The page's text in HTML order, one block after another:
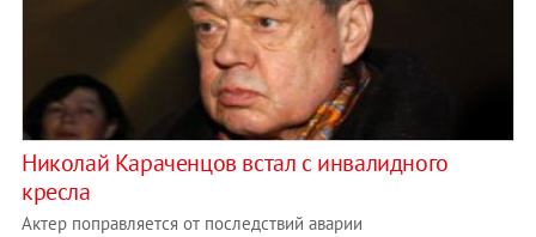
Николай Караченцов встал с инвалидного
кресла
Актер поправляется от последствий аварии